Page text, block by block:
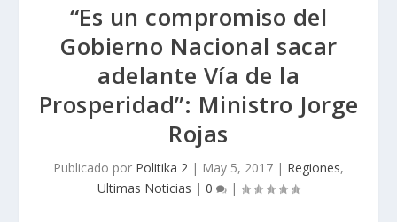
“Es un compromiso del
Gobierno Nacional sacar
adelante Vía de la
Prosperidad”: Ministro Jorge
Rojas
Publicado por Politika 2 | May 5, 2017 | Regiones,
Ultimas Noticias | 0 |